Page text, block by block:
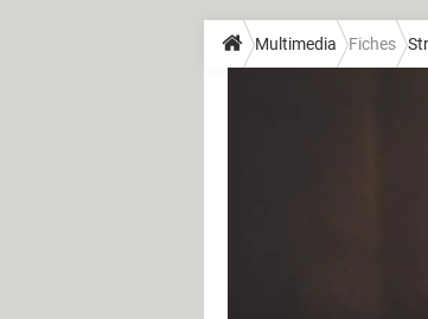
Multimedia Fiches